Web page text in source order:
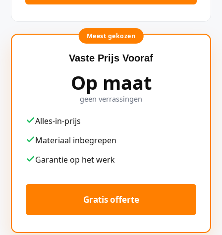
Meest gekozen
Vaste Prijs Vooraf
Op maat
geen verrassingen
Alles-in-prijs
Materiaal inbegrepen
Garantie op het werk
Gratis offerte